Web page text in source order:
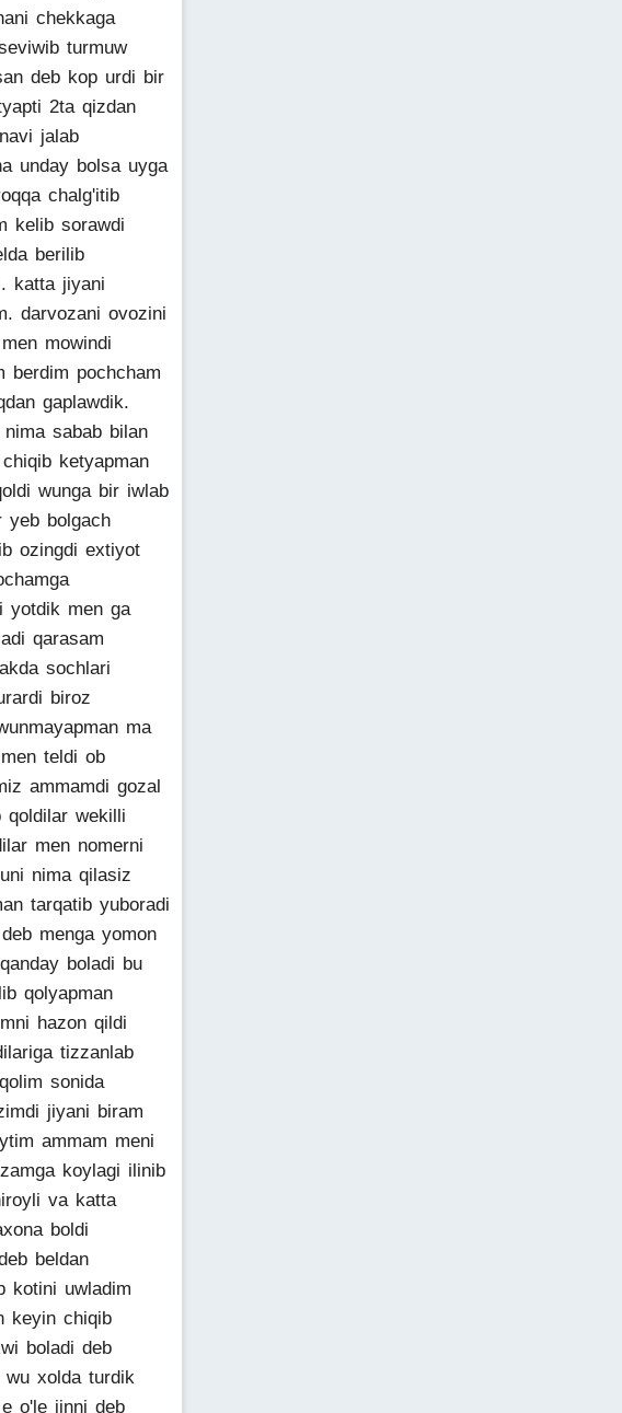
chekkaga
turmuw
deb kop urdi bir
2ta qizdan
jalab
unday bolsa uyga
chalg'itib
kelib sorawdi
berilib
katta jiyani
darvozani ovozini
mowindi
berdim pochcham
gaplawdik.
sabab bilan
ketyapman
wunga bir iwlab
yeb bolgach
ozingdi extiyot
yotdik men ga
qarasam
sochlari
biroz
ma
teldi ob
ammamdi gozal
qoldilar wekilli
men nomerni
nima qilasiz
tarqatib yuboradi
menga yomon
boladi bu
qolyapman
hazon qildi
tizzanlab
sonida
jiyani biram
ammam meni
koylagi ilinib
va katta
boldi
beldan
kotini uwladim
keyin chiqib
boladi deb
wu xolda turdik
o'le jinni deb